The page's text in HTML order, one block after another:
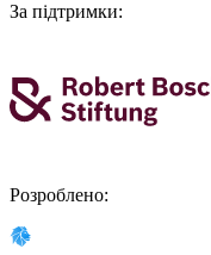
За підтримки:
Розроблено: